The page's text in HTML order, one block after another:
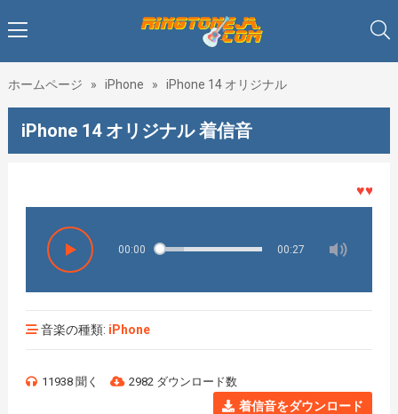
ホームページ » iPhone » iPhone 14 オリジナル
iPhone 14 オリジナル 着信音
♥♥♥着メ
00:00 00:27
音楽の種類: iPhone
11938 聞く 2982 ダウンロード数
着信音をダウンロード